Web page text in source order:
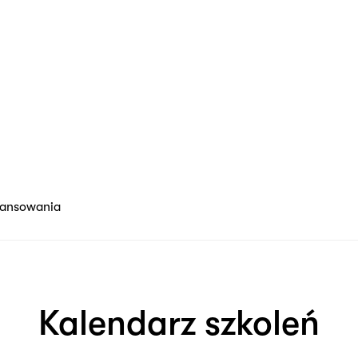
Kalendarz szkoleń